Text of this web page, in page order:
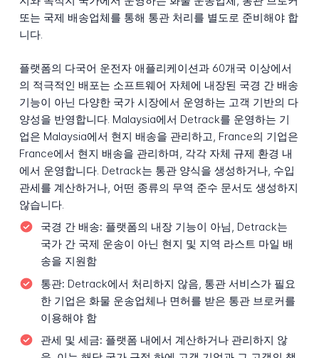
또는 국제 배송업체를 통해 통관 처리를 별도로 준비해야 합
니다.
플랫폼의 다국어 운전자 애플리케이션과 60개국 이상에서
의 적극적인 배포는 소프트웨어 자체에 내장된 국경 간 배송
기능이 아닌 다양한 국가 시장에서 운영하는 고객 기반의 다
양성을 반영합니다. Malaysia에서 Detrack를 운영하는 기
업은 Malaysia에서 현지 배송을 관리하고, France의 기업은
France에서 현지 배송을 관리하며, 각각 자체 규제 환경 내
에서 운영합니다. Detrack는 통관 양식을 생성하거나, 수입
관세를 계산하거나, 어떤 종류의 무역 준수 문서도 생성하지
않습니다.
국경 간 배송: 플랫폼의 내장 기능이 아님, Detrack는
국가 간 국제 운송이 아닌 현지 및 지역 라스트 마일 배
송을 지원함
통관: Detrack에서 처리하지 않음, 통관 서비스가 필요
한 기업은 화물 운송업체나 면허를 받은 통관 브로커를
이용해야 함
관세 및 세금: 플랫폼 내에서 계산하거나 관리하지 않